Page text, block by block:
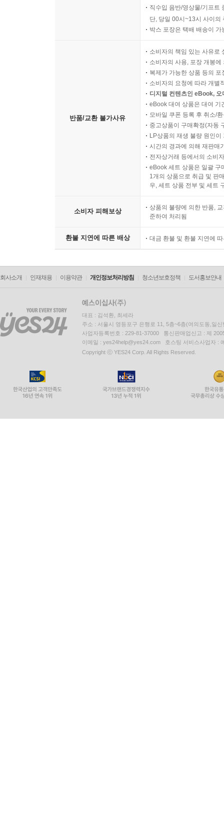
직수입 음반/영상물/기프트
단, 당일 00시~13시 사이의
박스 포장은 택배 배송이
반품/교환 불가사유
소비자의 책임 있는 사유로
소비자의 사용, 포장 개봉
복제가 가능한 상품 등의
소비자의 요청에 따라 개별
디지털 컨텐츠인 eBook,
eBook 대여 상품은 대여 기
모바일 쿠폰 등록 후 취소/
중고상품이 구매확정(자동
LP상품의 재생 불량 원인
시간의 경과에 의해 재판매
전자상거래 등에서의 소비
eBook 세트 상품은 일괄 구
1개의 상품으로 취급 및 판
우, 세트 상품 전부 및 세트
소비자 피해보상
상품의 불량에 의한 반품,
준하여 처리됨
환불 지연에 따른 배상 대금 환불 및 환불 지연에
회사소개 인재채용 이용약관 개인정보처리방침 청소년보호정책 도서홍보안내
대표 : 김석환, 최세라
주소 : 서울시 영등포구 은행로 11, 5층~6층(여의도동,일신
사업자등록번호 : 229-81-37000 통신판매업신고 : 제
이메일 : yes24help@yes24.com 호스팅 서비스사업자 :
Copyright ⓒ YES24 Corp. All Rights Reserved.